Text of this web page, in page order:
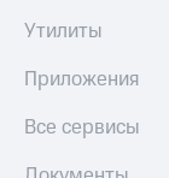
Утилиты
Приложения
Все сервисы